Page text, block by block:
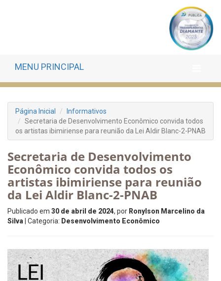
MENU PRINCIPAL
Página Inicial
Informativos
Secretaria de Desenvolvimento Econômico convida todos
os artistas ibimiriense para reunião da Lei Aldir Blanc-2-PNAB
Secretaria de Desenvolvimento
Econômico convida todos os
artistas ibimiriense para reunião
da Lei Aldir Blanc-2-PNAB
Publicado em 30 de abril de 2024, por Ronylson Marcelino da
Silva | Categoria: Desenvolvimento Econômico